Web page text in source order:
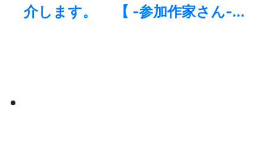
介します。 【 -参加作家さん-...